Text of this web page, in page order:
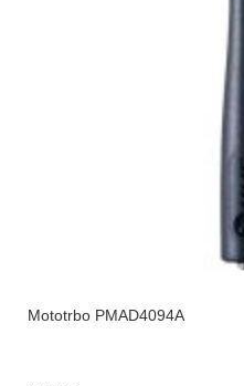
Mototrbo PMAD4094A